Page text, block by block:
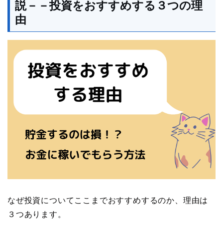
説－－投資をおすすめする３つの理
由
なぜ投資についてここまでおすすめするのか、理由は
３つあります。